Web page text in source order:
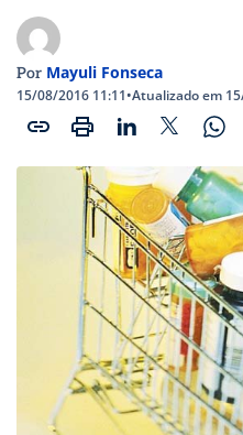
Por Mayuli Fonseca
15/08/2016 11:11•Atualizado em